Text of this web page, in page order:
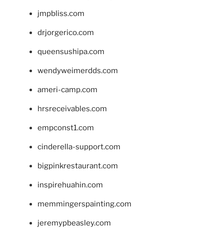
jmpbliss.com
drjorgerico.com
queensushipa.com
wendyweimerdds.com
ameri-camp.com
hrsreceivables.com
empconst1.com
cinderella-support.com
bigpinkrestaurant.com
inspirehuahin.com
memmingerspainting.com
jeremypbeasley.com